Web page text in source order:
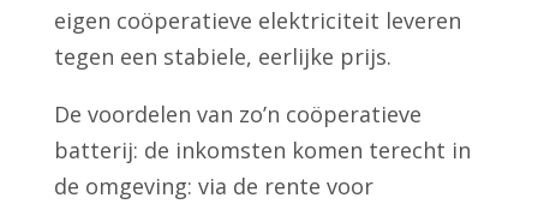
eigen coöperatieve elektriciteit leveren
tegen een stabiele, eerlijke prijs.
De voordelen van zo’n coöperatieve
batterij: de inkomsten komen terecht in
de omgeving: via de rente voor